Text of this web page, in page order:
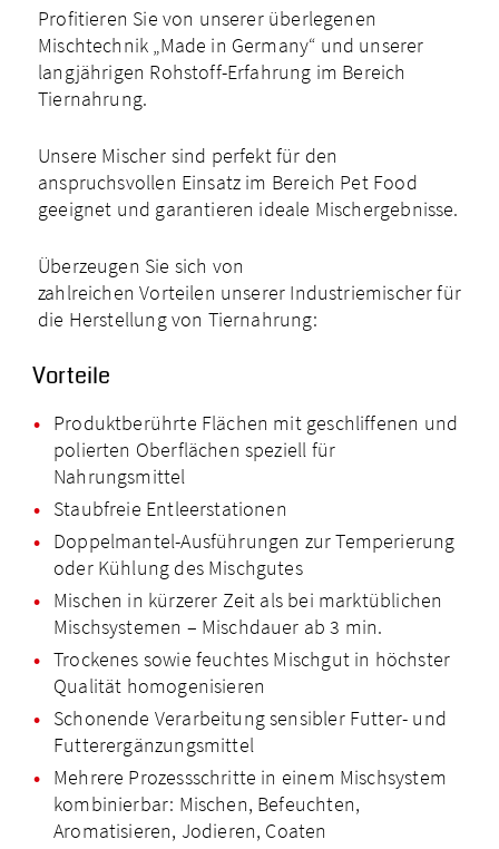
Profitieren Sie von unserer überlegenen
Mischtechnik „Made in Germany“ und unserer
langjährigen Rohstoff-Erfahrung im Bereich
Tiernahrung.
Unsere Mischer sind perfekt für den
anspruchsvollen Einsatz im Bereich Pet Food
geeignet und garantieren ideale Mischergebnisse.
Überzeugen Sie sich von
zahlreichen Vorteilen unserer Industriemischer für
die Herstellung von Tiernahrung:
Vorteile
Produktberührte Flächen mit geschliffenen und
polierten Oberflächen speziell für
Nahrungsmittel
Staubfreie Entleerstationen
Doppelmantel-Ausführungen zur Temperierung
oder Kühlung des Mischgutes
Mischen in kürzerer Zeit als bei marktüblichen
Mischsystemen – Mischdauer ab 3 min.
Trockenes sowie feuchtes Mischgut in höchster
Qualität homogenisieren
Schonende Verarbeitung sensibler Futter- und
Futterer­gänzungsmittel
Mehrere Prozessschritte in einem Mischsystem
kombinierbar: Mischen, Befeuchten,
Aromatisieren, Jodieren, Coaten